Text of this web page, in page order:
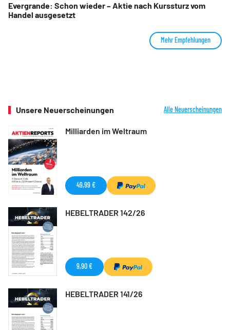
Evergrande: Schon wieder – Aktie nach Kurssturz vom
Handel ausgesetzt
Mehr Empfehlungen
Unsere Neuerscheinungen Alle Neuerscheinungen
Milliarden im Weltraum
49,99 €
HEBELTRADER 142/26
9,90 €
HEBELTRADER 141/26